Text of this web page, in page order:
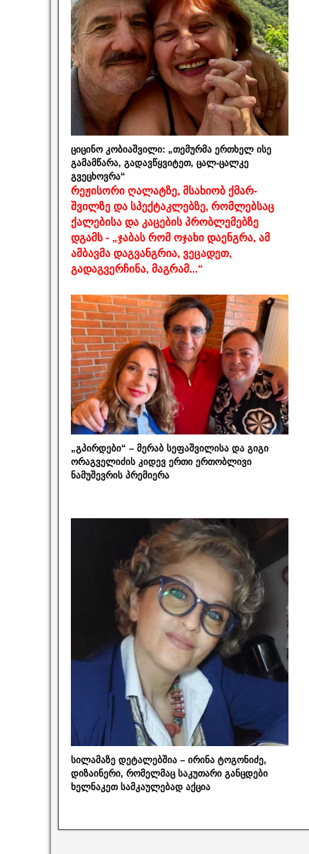
ციცინო კობიაშვილი: „თემურმა ერთხელ ისე
გამამწარა, გადავწყვიტეთ, ცალ-ცალკე
გვეცხოვრა“
რეჟისორი ღალატზე, მსახიობ ქმარ-
შვილზე და სპექტაკლებზე, რომლებსაც
ქალებისა და კაცების პრობლემებზე
დგამს - „ჯაბას რომ ოჯახი დაენგრა, ამ
ამბავმა დაგვანგრია, ვეცადეთ,
გადაგვერჩინა, მაგრამ...“
„გპირდები“ – მერაბ სეფაშვილისა და გიგი
ორაგველიძის კიდევ ერთი ერთობლივი
ნამუშევრის პრემიერა
სილამაზე დეტალებშია – ირინა ტოგონიძე,
დიზაინერი, რომელმაც საკუთარი განცდები
ხელნაკეთ სამკაულებად აქცია